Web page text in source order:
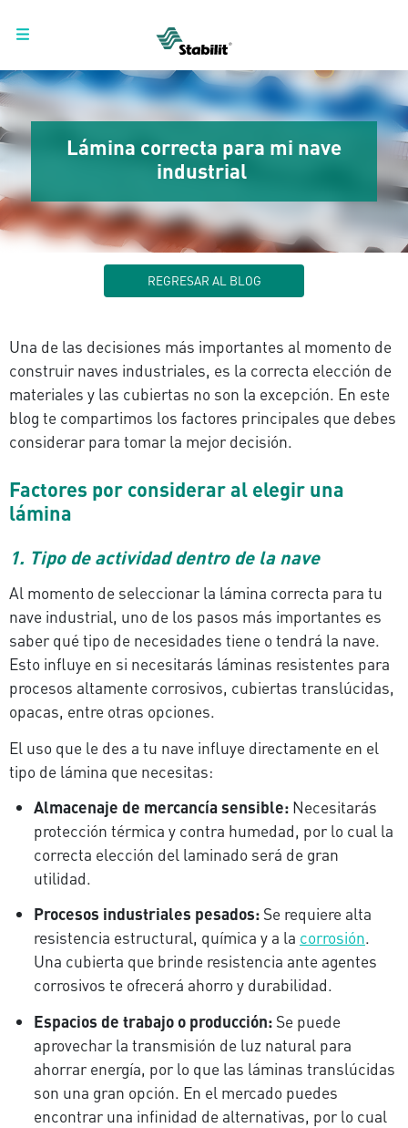
Lámina correcta para mi nave
industrial
REGRESAR AL BLOG
Una de las decisiones más importantes al momento de
construir naves industriales, es la correcta elección de
materiales y las cubiertas no son la excepción. En este
blog te compartimos los factores principales que debes
considerar para tomar la mejor decisión.
Factores por considerar al elegir una
lámina
1. Tipo de actividad dentro de la nave
Al momento de seleccionar la lámina correcta para tu
nave industrial, uno de los pasos más importantes es
saber qué tipo de necesidades tiene o tendrá la nave.
Esto influye en si necesitarás láminas resistentes para
procesos altamente corrosivos, cubiertas translúcidas,
opacas, entre otras opciones.
El uso que le des a tu nave influye directamente en el
tipo de lámina que necesitas:
Almacenaje de mercancía sensible:Necesitarás
protección térmica y contra humedad, por lo cual la
correcta elección del laminado será de gran
utilidad.
Procesos industriales pesados:Se requiere alta
resistencia estructural, química y a la corrosión.
Una cubierta que brinde resistencia ante agentes
corrosivos te ofrecerá ahorro y durabilidad.
Espacios de trabajo o producción:Se puede
aprovechar la transmisión de luz natural para
ahorrar energía, por lo que las láminas translúcidas
son una gran opción. En el mercado puedes
encontrar una infinidad de alternativas, por lo cual